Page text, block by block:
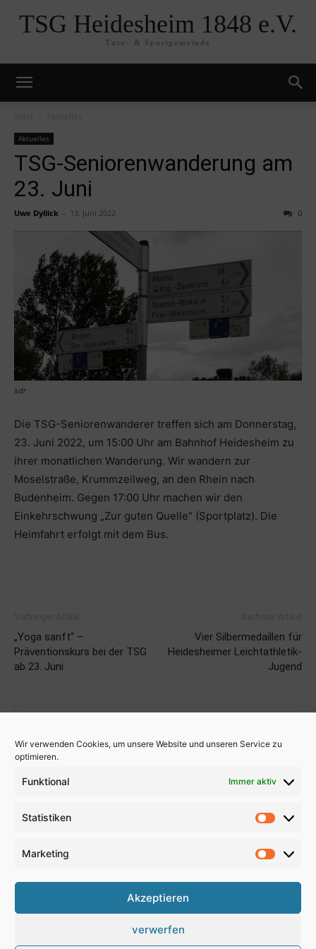
Wir verwenden Cookies, um unsere Website und unseren Service zu
optimieren.
Funktional Immer aktiv
Statistiken
Marketing
Akzeptieren
verwerfen
TSG Heidesheim 1848 e.V.
Turn- & Sportgemeinde
Aktuelles
TSG-Seniorenwanderung am
23. Juni
Uwe Dyllick - 13. Juni 2022 0
sdr
Die TSG-Seniorenwanderer treffen sich am Donnerstag,
23. Juni 2022, um 15:00 Uhr am Bahnhof Heidesheim zu
ihrer monatlichen Wanderung. Wir wandern zur
Moselstraße, Krummzeilweg, an den Rhein nach
Budenheim. Gegen 17:00 Uhr machen wir den
Einkehrschwung „Zur guten Quelle“ (Sportplatz). Die
Heimfahrt erfolgt mit dem Bus.
„Yoga sanft“ –
Präventionskurs bei der TSG
ab 23. Juni
Vier Silbermedaillen für
Heidesheimer Leichtathletik-
Jugend